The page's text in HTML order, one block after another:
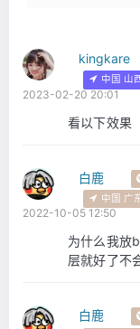
kingkare
中国 山
2023-02-20 20:01
看以下效果
白鹿
中国 广
2022-10-05 12:50
为什么我放
层就好了不
白鹿